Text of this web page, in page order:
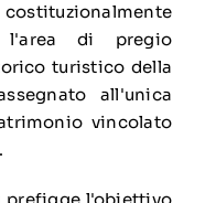
l'area di pregio
turistico della
all'unica
vincolato